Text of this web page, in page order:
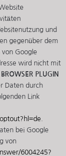
und
gegenüber dem
Google
wird nicht mit
BROWSER PLUGIN
Daten durch
Link
bei Google
von
6004245?